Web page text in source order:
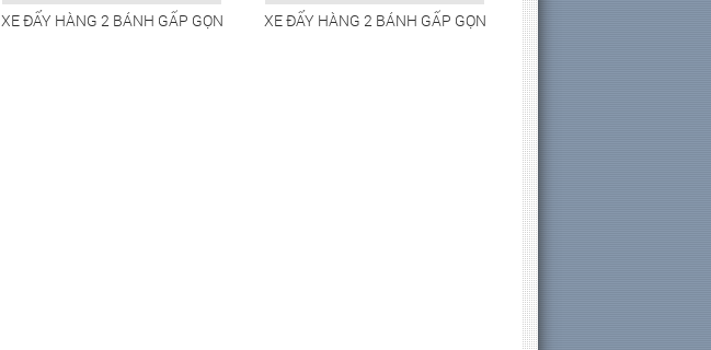
XE ĐẨY HÀNG 2 BÁNH GẤP GỌN
XE ĐẨY HÀNG 2 BÁNH GẤP GỌN